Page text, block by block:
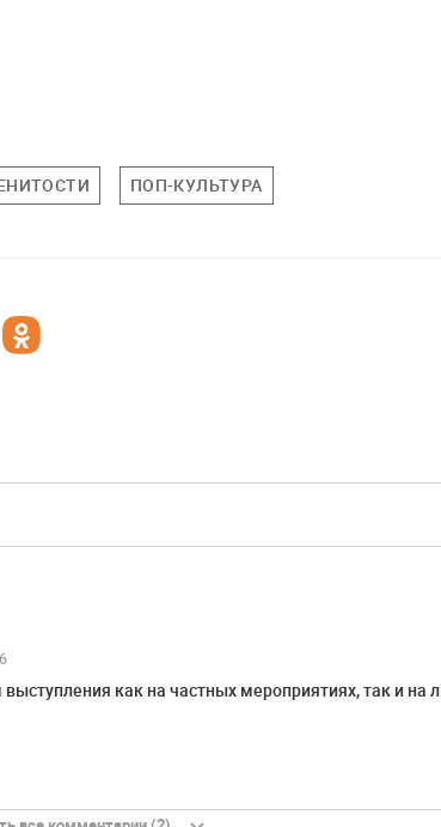
ПОП-КУЛЬТУРА
как на частных мероприятиях, так и на